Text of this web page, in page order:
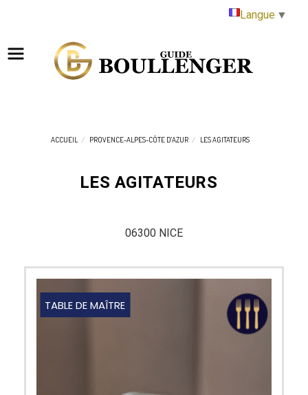
ACCUEIL PROVENCE-ALPES-CÔTE D'AZUR LES AGITATEURS
TABLE DE MAÎTRE
LES AGITATEURS
06300 NICE
Langue ▼